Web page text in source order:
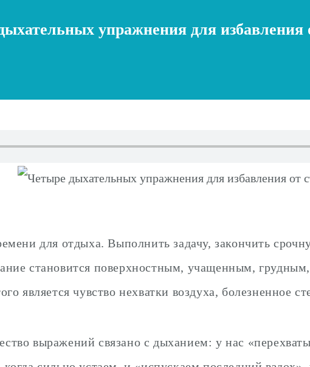
упражнения для избавления
для отдыха. Выполнить задачу, закончить
становится поверхностным, учащенным,
является чувство нехватки воздуха, болезненное
выражений связано с дыханием: у нас